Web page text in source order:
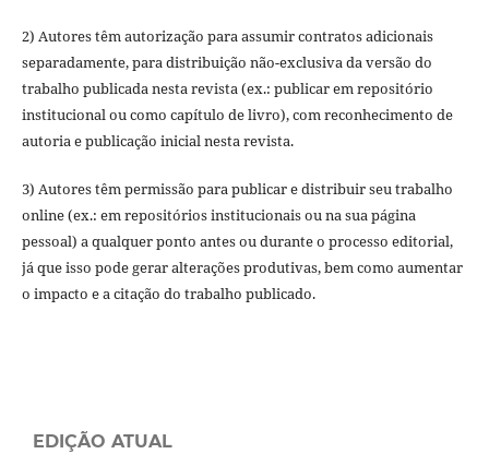
2) Autores têm autorização para assumir contratos adicionais
separadamente, para distribuição não-exclusiva da versão do
trabalho publicada nesta revista (ex.: publicar em repositório
institucional ou como capítulo de livro), com reconhecimento de
autoria e publicação inicial nesta revista.
3) Autores têm permissão para publicar e distribuir seu trabalho
online (ex.: em repositórios institucionais ou na sua página
pessoal) a qualquer ponto antes ou durante o processo editorial,
já que isso pode gerar alterações produtivas, bem como aumentar
o impacto e a citação do trabalho publicado.
EDIÇÃO ATUAL